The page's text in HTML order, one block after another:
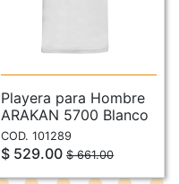
Playera para Hombre
ARAKAN 5700 Blanco
COD. 101289
$ 529.00 $ 661.00